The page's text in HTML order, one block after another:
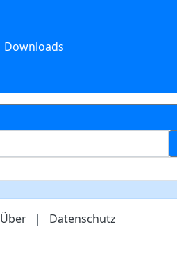
Downloads
Über | Datenschutz